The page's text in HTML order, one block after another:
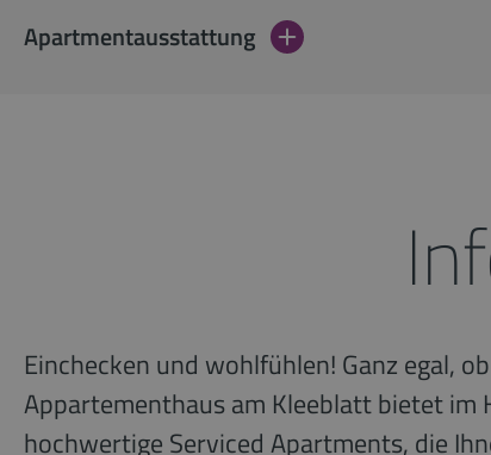
Apartmentausstattung
Einchecken und wohlfühlen! Ganz egal,
Appartementhaus am Kleeblatt bietet
hochwertige Serviced Apartments, die